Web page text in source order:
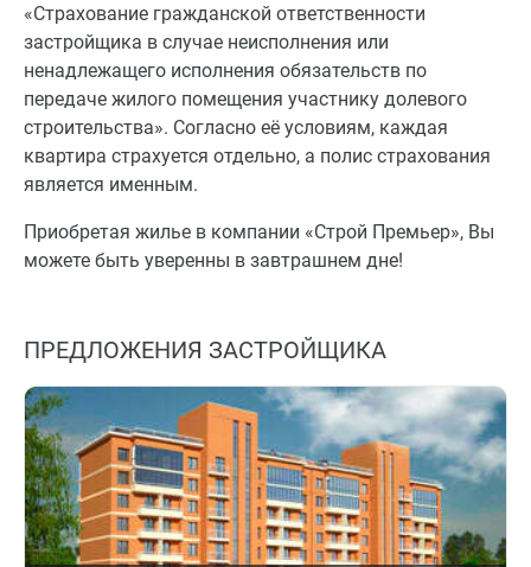
«Страхование гражданской ответственности
застройщика в случае неисполнения или
ненадлежащего исполнения обязательств по
передаче жилого помещения участнику долевого
строительства». Согласно её условиям, каждая
квартира страхуется отдельно, а полис страхования
является именным.
Приобретая жилье в компании «Строй Премьер», Вы
можете быть уверенны в завтрашнем дне!
ПРЕДЛОЖЕНИЯ ЗАСТРОЙЩИКА